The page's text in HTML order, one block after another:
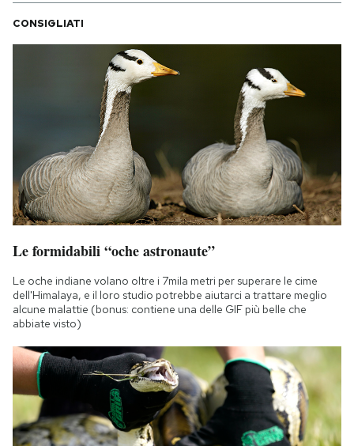
CONSIGLIATI
Le formidabili “oche astronaute”
Le oche indiane volano oltre i 7mila metri per superare le cime
dell'Himalaya, e il loro studio potrebbe aiutarci a trattare meglio
alcune malattie (bonus: contiene una delle GIF più belle che
abbiate visto)